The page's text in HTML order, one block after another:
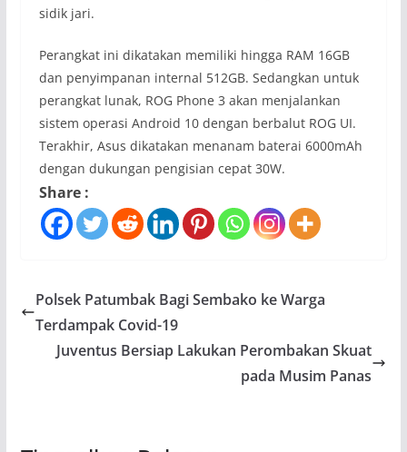
sidik jari.
Perangkat ini dikatakan memiliki hingga RAM 16GB
dan penyimpanan internal 512GB. Sedangkan untuk
perangkat lunak, ROG Phone 3 akan menjalankan
sistem operasi Android 10 dengan berbalut ROG UI.
Terakhir, Asus dikatakan menanam baterai 6000mAh
dengan dukungan pengisian cepat 30W.
Share :
Polsek Patumbak Bagi Sembako ke Warga
Terdampak Covid-19
Juventus Bersiap Lakukan Perombakan Skuat
pada Musim Panas